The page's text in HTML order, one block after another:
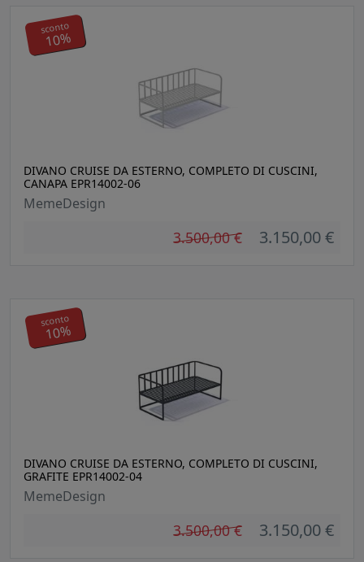
DIVANO CRUISE DA ESTERNO, COMPLETO DI CUSCINI,
CANAPA EPR14002-06
MemeDesign
3.500,00 € 3.150,00 €
sconto
10%
DIVANO CRUISE DA ESTERNO, COMPLETO DI CUSCINI,
GRAFITE EPR14002-04
MemeDesign
3.500,00 € 3.150,00 €
sconto
10%